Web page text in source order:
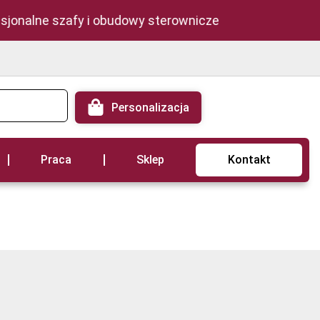
szafy i obudowy sterownicze
Personalizacja
Praca Sklep Kontakt